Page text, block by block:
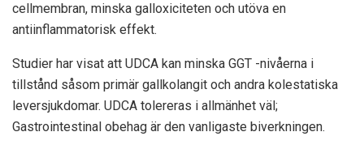
cellmembran, minska galloxiciteten och utöva en
antiinflammatorisk effekt.
Studier har visat att UDCA kan minska GGT -nivåerna i
tillstånd såsom primär gallkolangit och andra kolestatiska
leversjukdomar. UDCA tolereras i allmänhet väl;
Gastrointestinal obehag är den vanligaste biverkningen.